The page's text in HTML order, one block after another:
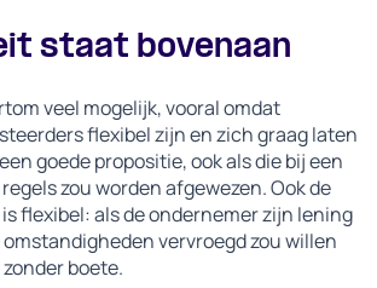
staat bovenaan
veel mogelijk, vooral omdat
flexibel zijn en zich graag laten
goede propositie, ook als die bij een
zou worden afgewezen. Ook de
flexibel: als de ondernemer zijn lening
vervroegd zou willen
boete.